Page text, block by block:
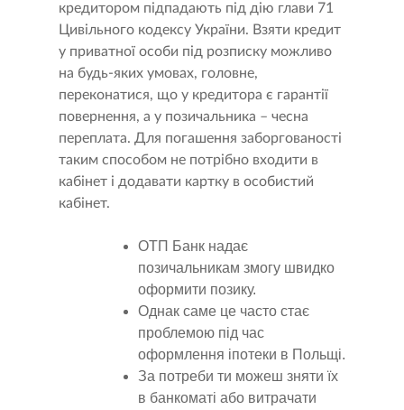
кредитором підпадають під дію глави 71
Цивільного кодексу України. Взяти кредит
у приватної особи під розписку можливо
на будь-яких умовах, головне,
переконатися, що у кредитора є гарантії
повернення, а у позичальника – чесна
переплата. Для погашення заборгованості
таким способом не потрібно входити в
кабінет і додавати картку в особистий
кабінет.
ОТП Банк надає
позичальникам змогу швидко
оформити позику.
Однак саме це часто стає
проблемою під час
оформлення іпотеки в Польщі.
За потреби ти можеш зняти їх
в банкоматі або витрачати